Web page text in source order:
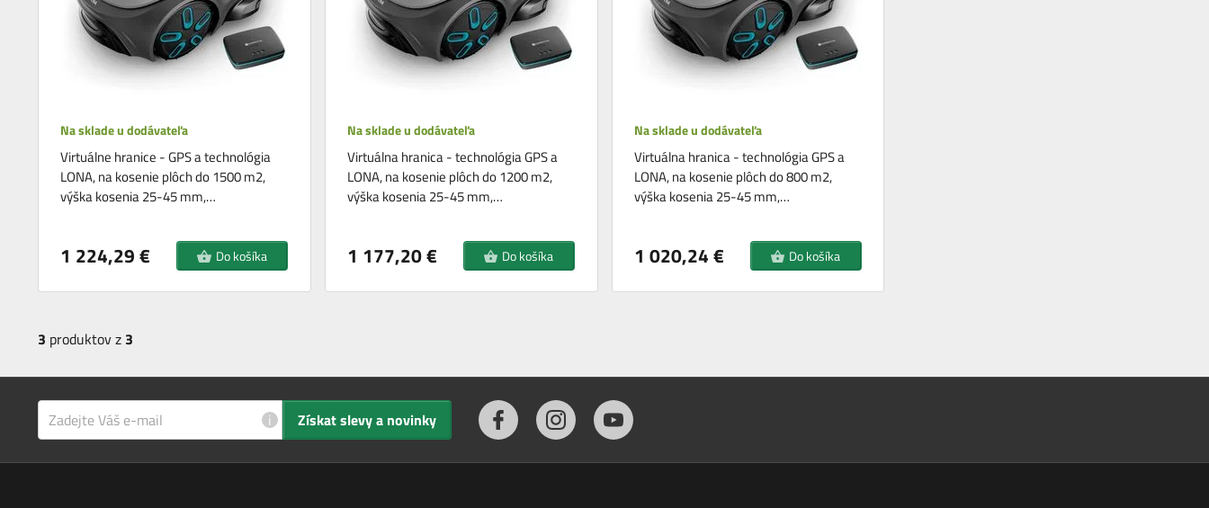
Na sklade u dodávateľa
Virtuálne hranice - GPS a technológia
LONA, na kosenie plôch do 1500 m2,
výška kosenia 25-45 mm,…
1 224,29 € Do košíka
Na sklade u dodávateľa
Virtuálna hranica - technológia GPS a
LONA, na kosenie plôch do 1200 m2,
výška kosenia 25-45 mm,…
1 177,20 € Do košíka
Na sklade u dodávateľa
Virtuálna hranica - technológia GPS a
LONA, na kosenie plôch do 800 m2,
výška kosenia 25-45 mm,…
1 020,24 € Do košíka
3 produktov z 3
i Získat slevy a novinky